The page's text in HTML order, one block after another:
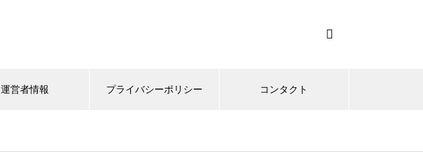
運営者情報 プライバシーポリシー コンタクト